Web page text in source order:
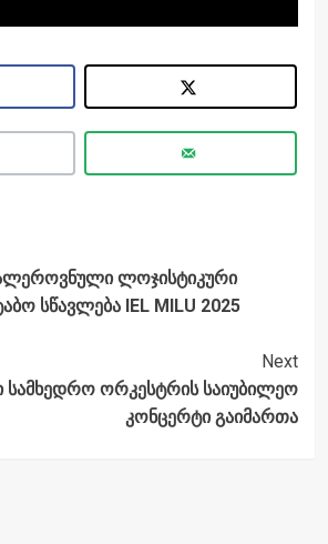
ლოჯისტიკური
სწავლება IEL MILU 2025
Next
სამხედრო ორკესტრის საიუბილეო
კონცერტი გაიმართა